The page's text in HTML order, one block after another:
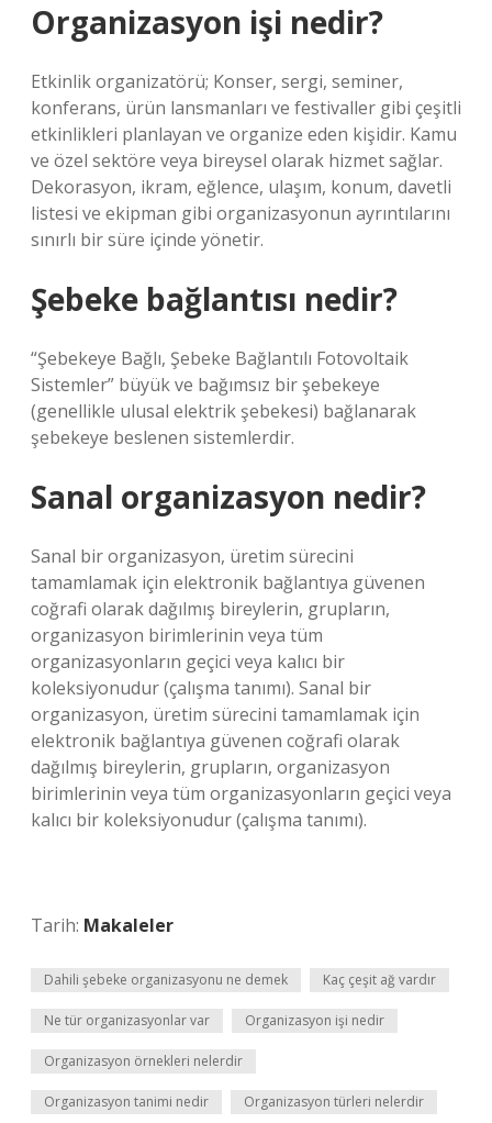
Organizasyon işi nedir?
Etkinlik organizatörü; Konser, sergi, seminer,
konferans, ürün lansmanları ve festivaller gibi çeşitli
etkinlikleri planlayan ve organize eden kişidir. Kamu
ve özel sektöre veya bireysel olarak hizmet sağlar.
Dekorasyon, ikram, eğlence, ulaşım, konum, davetli
listesi ve ekipman gibi organizasyonun ayrıntılarını
sınırlı bir süre içinde yönetir.
Şebeke bağlantısı nedir?
“Şebekeye Bağlı, Şebeke Bağlantılı Fotovoltaik
Sistemler” büyük ve bağımsız bir şebekeye
(genellikle ulusal elektrik şebekesi) bağlanarak
şebekeye beslenen sistemlerdir.
Sanal organizasyon nedir?
Sanal bir organizasyon, üretim sürecini
tamamlamak için elektronik bağlantıya güvenen
coğrafi olarak dağılmış bireylerin, grupların,
organizasyon birimlerinin veya tüm
organizasyonların geçici veya kalıcı bir
koleksiyonudur (çalışma tanımı). Sanal bir
organizasyon, üretim sürecini tamamlamak için
elektronik bağlantıya güvenen coğrafi olarak
dağılmış bireylerin, grupların, organizasyon
birimlerinin veya tüm organizasyonların geçici veya
kalıcı bir koleksiyonudur (çalışma tanımı).
Tarih: Makaleler
Dahili şebeke organizasyonu ne demek Kaç çeşit ağ vardır
Ne tür organizasyonlar var Organizasyon işi nedir
Organizasyon örnekleri nelerdir
Organizasyon tanimi nedir Organizasyon türleri nelerdir